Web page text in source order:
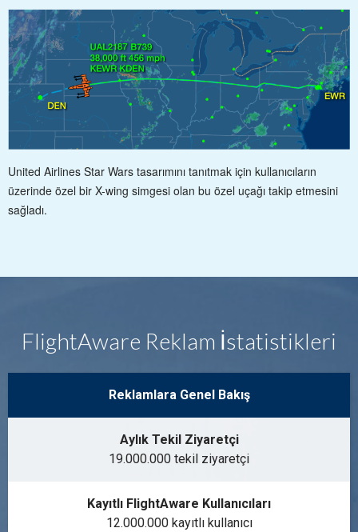
United Airlines Star Wars tasarımını tanıtmak için kullanıcıların
üzerinde özel bir X-wing simgesi olan bu özel uçağı takip etmesini
sağladı.
FlightAware Reklam İstatistikleri
Reklamlara Genel Bakış
Aylık Tekil Ziyaretçi
19.000.000 tekil ziyaretçi
Kayıtlı FlightAware Kullanıcıları
12.000.000 kayıtlı kullanıcı